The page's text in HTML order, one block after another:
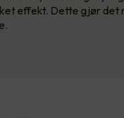
effekt. Dette gjør det